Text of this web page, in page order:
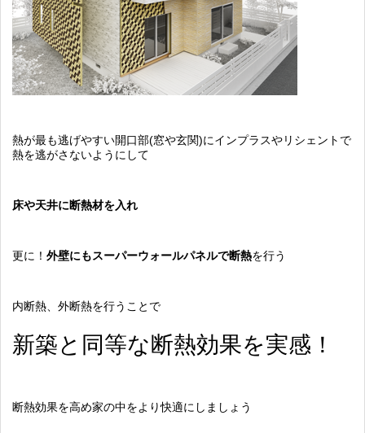
熱が最も逃げやすい開口部(窓や玄関)にインプラスやリシェントで
熱を逃がさないようにして
床や天井に断熱材を入れ
更に！ 外壁にもスーパーウォールパネルで断熱を行う
内断熱、外断熱を行うことで
新築と同等な断熱効果を実感！
断熱効果を高め家の中をより快適にしましょう